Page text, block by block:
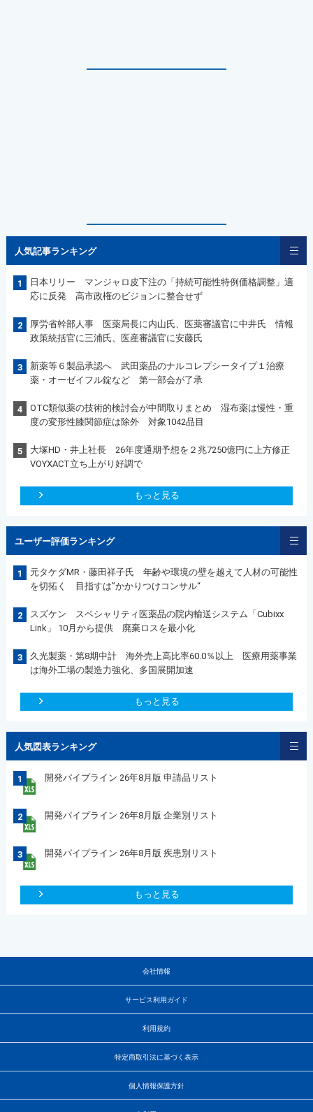
人気記事ランキング
1
日本リリー マンジャロ皮下注の「持続可能性特例価格調整」適
応に反発 高市政権のビジョンに整合せず
2
厚労省幹部人事 医薬局長に内山氏、医薬審議官に中井氏 情報
政策統括官に三浦氏、医産審議官に安藤氏
3
新薬等６製品承認へ 武田薬品のナルコレプシータイプ１治療
薬・オーゼイフル錠など 第一部会が了承
4
OTC類似薬の技術的検討会が中間取りまとめ 湿布薬は慢性・重
度の変形性膝関節症は除外 対象1042品目
5
大塚HD・井上社長 26年度通期予想を２兆7250億円に上方修正
VOYXACT立ち上がり好調で
もっと見る
ユーザー評価ランキング
1
元タケダMR・藤田祥子氏 年齢や環境の壁を越えて人材の可能性
を切拓く 目指すは”かかりつけコンサル“
2
スズケン スペシャリティ医薬品の院内輸送システム「Cubixx
Link」 10月から提供 廃棄ロスを最小化
3
久光製薬・第8期中計 海外売上高比率60.0％以上 医療用薬事業
は海外工場の製造力強化、多国展開加速
もっと見る
人気図表ランキング
1 開発パイプライン 26年8月版 申請品リスト
2 開発パイプライン 26年8月版 企業別リスト
3 開発パイプライン 26年8月版 疾患別リスト
もっと見る
会社情報
サービス利用ガイド
利用規約
特定商取引法に基づく表示
個人情報保護方針